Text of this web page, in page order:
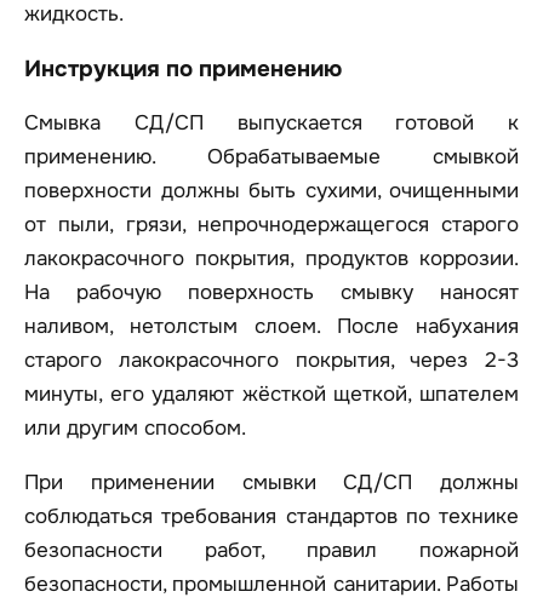
жидкость.
Инструкция по применению
Смывка СД/СП выпускается готовой к
применению. Обрабатываемые смывкой
поверхности должны быть сухими, очищенными
от пыли, грязи, непрочнодержащегося старого
лакокрасочного покрытия, продуктов коррозии.
На рабочую поверхность смывку наносят
наливом, нетолстым слоем. После набухания
старого лакокрасочного покрытия, через 2-3
минуты, его удаляют жёсткой щеткой, шпателем
или другим способом.
При применении смывки СД/СП должны
соблюдаться требования стандартов по технике
безопасности работ, правил пожарной
безопасности, промышленной санитарии. Работы